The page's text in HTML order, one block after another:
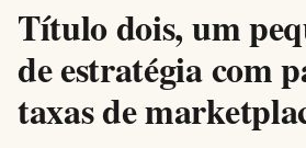
Título dois, um
de estratégia com
taxas de